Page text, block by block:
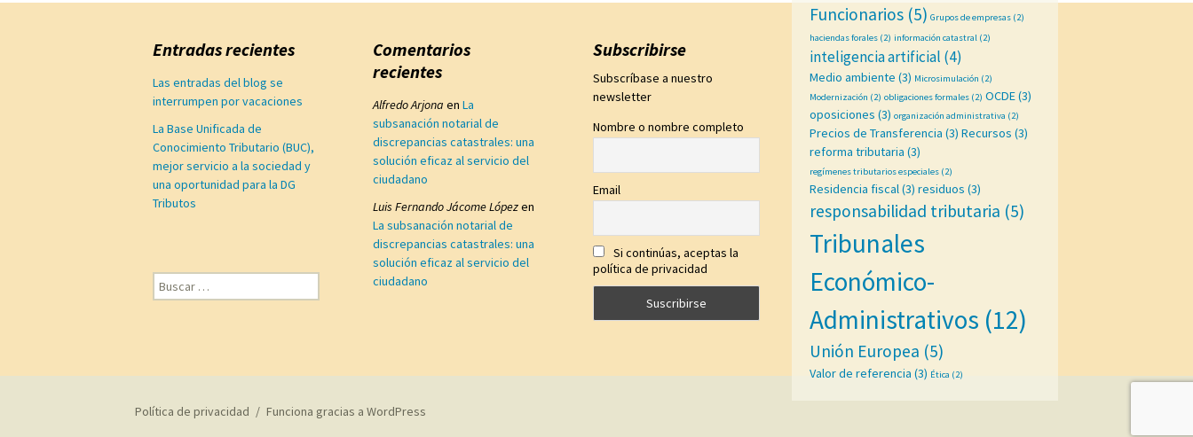
Funcionarios (5) Grupos de empresas (2)
haciendas forales (2) información catastral (2)
inteligencia artificial (4)
Medio ambiente (3) Microsimulación (2)
Modernización (2) obligaciones formales (2) OCDE(3)
oposiciones (3) organización administrativa (2)
Precios de Transferencia (3) Recursos (3)
reforma tributaria (3)
regímenes tributarios especiales (2)
Residencia fiscal(3) residuos (3)
responsabilidad tributaria (5)
Tribunales
Económico-
Administrativos (12)
Unión Europea (5)
Valor de referencia (3) Ética (2)
Entradas recientes
Las entradas del blog se
interrumpen por vacaciones
La Base Unificada de
Conocimiento Tributario (BUC),
mejor servicio a la sociedad y
una oportunidad para la DG
Tributos
Comentarios
recientes
Alfredo Arjona en La
subsanación notarial de
discrepancias catastrales: una
solución eficaz al servicio del
ciudadano
Luis Fernando Jácome Lópezen
La subsanación notarial de
discrepancias catastrales: una
solución eficaz al servicio del
ciudadano
Subscribirse
Subscríbase a nuestro
newsletter
Nombre o nombre completo
Email
Si continúas, aceptas la
política de privacidad
Buscar:
Política de privacidad Funciona gracias a WordPress